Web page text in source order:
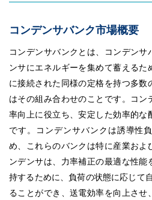
コンデンサバンク市場概要
コンデンサバンクとは、コンデン
ンサにエネルギーを集めて蓄える
に接続された同様の定格を持つ多
はその組み合わせのことです。コ
率向上に役立ち、安定した効率的
です。コンデンサバンクは誘導性
め、これらのバンクは特に産業およ
ンデンサは、力率補正の最適な性
持するために、負荷の状態に応じて
ることができ、送電効率を向上させ、